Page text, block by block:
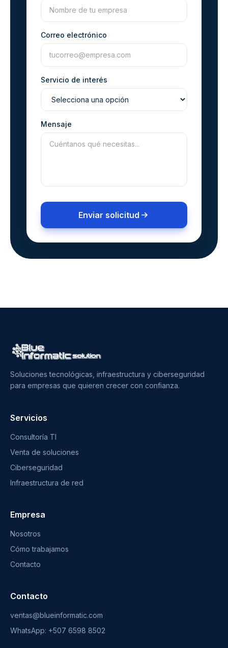
Correo electrónico
Servicio de interés
Mensaje
Enviar solicitud
Soluciones tecnológicas, infraestructura y ciberseguridad
para empresas que quieren crecer con confianza.
Servicios
Consultoría TI
Venta de soluciones
Ciberseguridad
Infraestructura de red
Empresa
Nosotros
Cómo trabajamos
Contacto
Contacto
ventas@blueinformatic.com
WhatsApp: +507 6598 8502